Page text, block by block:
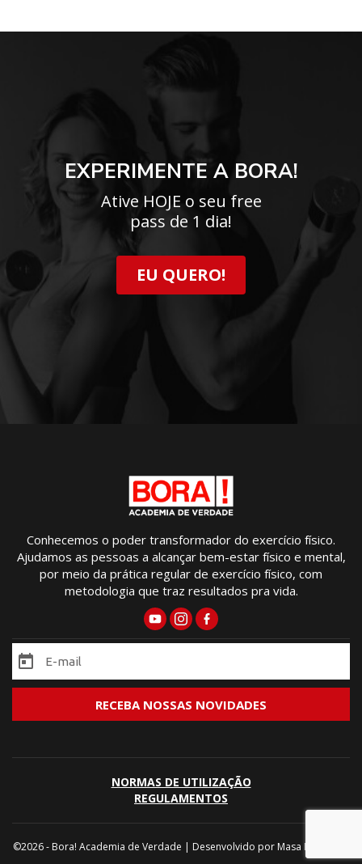
EXPERIMENTE A BORA!
Ative HOJE o seu free
pass de 1 dia!
EU QUERO!
Conhecemos o poder transformador do exercício físico.
Ajudamos as pessoas a alcançar bem-estar físico e mental,
por meio da prática regular de exercício físico, com
metodologia que traz resultados pra vida.
NORMAS DE UTILIZAÇÃO
REGULAMENTOS
©2026 - Bora! Academia de Verdade | Desenvolvido por Masa Marketing